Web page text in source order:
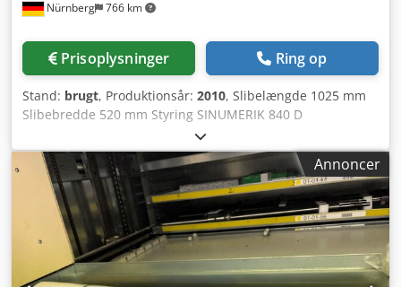
Nürnberg 766 km
Prisoplysninger Ring op
Stand: brugt, Produktionsår: 2010, Slibelængde 1025 mm
Slibebredde 520 mm Styring SINUMERIK 840 D
Værktøjsoptagelse HSK-A 63 A-akse ° Emnevægt 30 kg
Afstand slibespindel – bord min./maks. 473,5 - 1023,5 mm
X-akse 520 mm Y-akse 550 mm Z-akse 1000 mm V-akse 166
mm Fremføring X-akse 4 - 6.000 mm/min Fremføring Y-akse
4 - 4.000 mm/min Fremføring Z-akse 30 - 25.000 mm/min
Bordmål 1.400 x 874 mm Slibespindelomdrejningstal
trinløst 0 - 12.000 o/min Drivkraft – slibemotor 35,00 kW
Dedpfxjvxwinj Ai Iekr Slibeskivediameter min./maks. 100 /
Annoncer